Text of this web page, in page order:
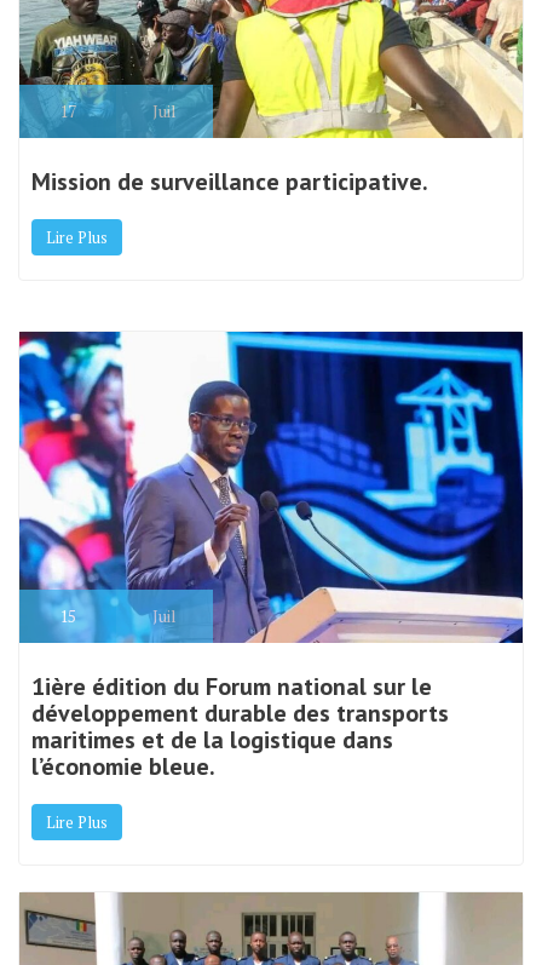
17 Juil
Mission de surveillance participative.
15 Juil
1ière édition du Forum national sur le
développement durable des transports
maritimes et de la logistique dans
l’économie bleue.